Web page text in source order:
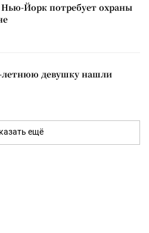
Нью-Йорк потребует охраны
летнюю девушку нашли
ещё